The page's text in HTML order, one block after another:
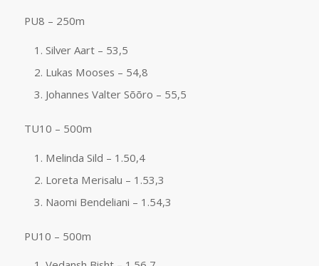
PU8 – 250m
Silver Aart – 53,5
Lukas Mooses – 54,8
Johannes Valter Sõõro – 55,5
TU10 – 500m
Melinda Sild – 1.50,4
Loreta Merisalu – 1.53,3
Naomi Bendeliani – 1.54,3
PU10 – 500m